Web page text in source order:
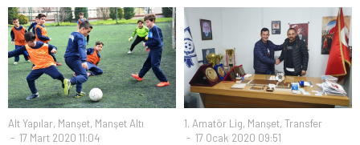
Alt Yapılar, Manşet, Manşet Altı
17 Mart 2020 11:04
1. Amatör Lig, Manşet, Transfer
17 Ocak 2020 09:51